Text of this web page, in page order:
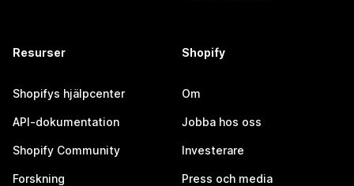
Resurser
Shopifys hjälpcenter
API-dokumentation
Shopify Community
Forskning
Shopify
Om
Jobba hos oss
Investerare
Press och media